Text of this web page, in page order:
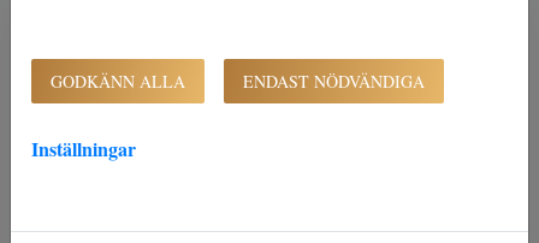
'
GODKÄNN ALLA ENDAST NÖDVÄNDIGA
Inställningar